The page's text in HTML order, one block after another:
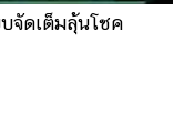
จัดเต็มลุ้นโชค